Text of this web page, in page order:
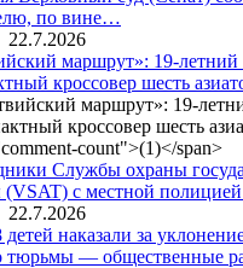
по вине…
маршрут»: 19-летний
кроссовер шесть
Службы охраны
с местной
наказали за
тюрьмы — общественные